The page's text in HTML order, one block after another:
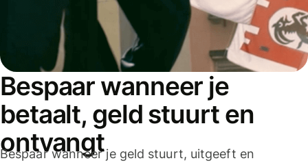
Bespaar wanneer je
betaalt, geld stuurt en
ontvangt
Bespaar wanneer je geld stuurt, uitgeeft en